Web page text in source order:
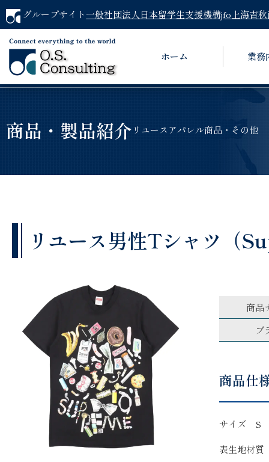
グループサイト 一般社団法人日本留学生支援機構jfo 上海吉
ホーム 業務
商品・製品紹介 リユースアパレル商品・その他
リユース男性Tシャツ（
商品
ブ
商品仕
サイズ S
表生地材